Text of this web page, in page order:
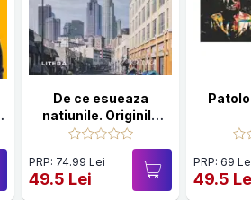
De ce esueaza
natiunile. Originile
puterii, ale
prosperitatii si ale
saraciei
PRP: 74.99 Lei
49.5 Lei
PRP: 69
49.5